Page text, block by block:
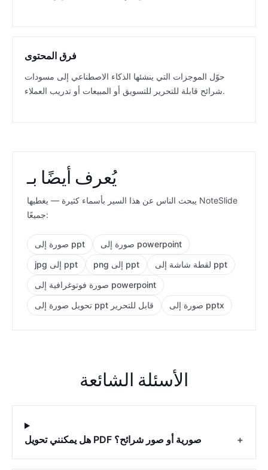
فرق المحتوى
حوّل الموجزات التي ينشئها الذكاء الاصطناعي إلى مسودات
شرائح قابلة للتحرير للتسويق أو المبيعات أو تدريب العملاء.
يُعرف أيضًا بـ
يبحث الناس عن هذا السير بأسماء كثيرة — يغطيها NoteSlide
جميعًا:
صورة إلى ppt
صورة إلى powerpoint
jpg إلى ppt
png إلى ppt
لقطة شاشة إلى ppt
صورة فوتوغرافية إلى powerpoint
تحويل صورة إلى ppt قابل للتحرير
صورة إلى pptx
الأسئلة الشائعة
هل يمكنني تحويل PDF صورية أو صور شرائح؟ +